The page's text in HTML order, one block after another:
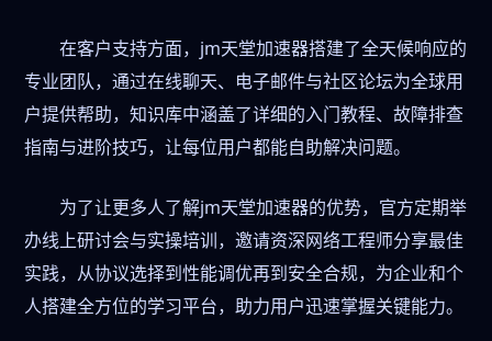
在客户支持方面，jm天堂加速器搭建了全天候响应的
专业团队，通过在线聊天、电子邮件与社区论坛为全球用
户提供帮助，知识库中涵盖了详细的入门教程、故障排查
指南与进阶技巧，让每位用户都能自助解决问题。
为了让更多人了解jm天堂加速器的优势，官方定期举
办线上研讨会与实操培训，邀请资深网络工程师分享最佳
实践，从协议选择到性能调优再到安全合规，为企业和个
人搭建全方位的学习平台，助力用户迅速掌握关键能力。